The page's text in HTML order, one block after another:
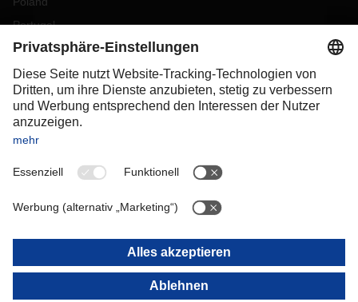
Portugal
Romania
Slovakia
Spain
Sweden
Switzerland
OCEANIA